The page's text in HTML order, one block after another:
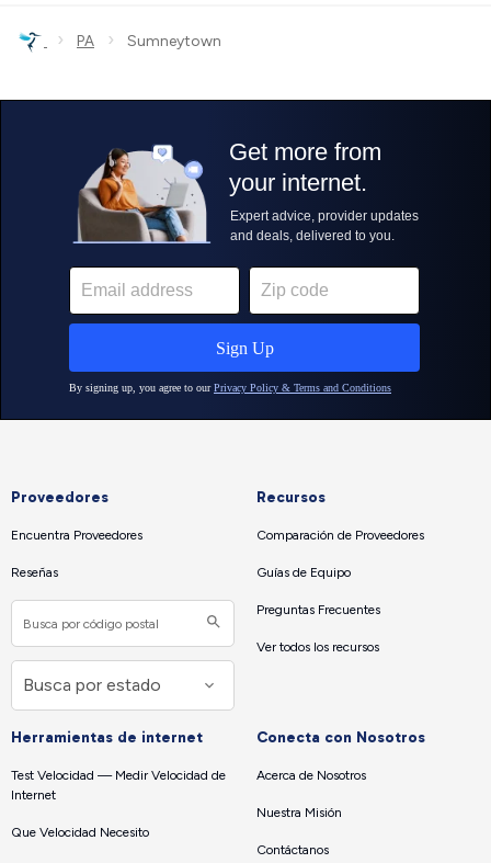
› PA › Sumneytown
Proveedores
Encuentra Proveedores
Reseñas
Recursos
Comparación de Proveedores
Guías de Equipo
Preguntas Frecuentes
Ver todos los recursos
Herramientas de internet
Test Velocidad — Medir Velocidad de
Internet
Que Velocidad Necesito
Conecta con Nosotros
Acerca de Nosotros
Nuestra Misión
Contáctanos